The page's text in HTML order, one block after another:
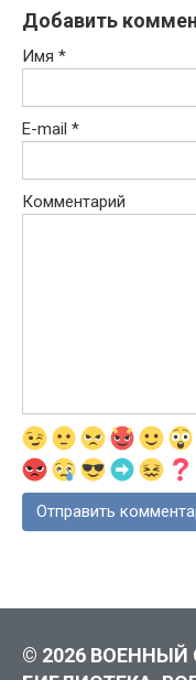
Добавить
Имя *
E-mail *
Комментарий
© 2026 ВОЕННЫЙ